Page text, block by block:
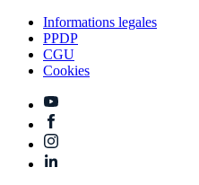
Informations legales
PPDP
CGU
Cookies